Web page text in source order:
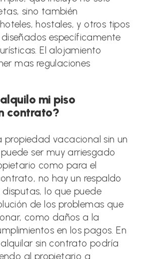
sino también
hostales, y otros tipos
específicamente
El alojamiento
mas regulaciones
mi piso
contrato?
propiedad vacacional sin un
ser muy arriesgado
como para el
no hay un respaldo
lo que puede
de los problemas que
como daños a la
en los pagos. En
sin contrato podría
al propietario a